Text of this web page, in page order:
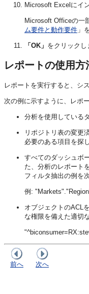
Microsoft Excelにイ
Microsoft Officeの一
ム要件と動作要件 」
「OK」 をクリックし
レポートの使用方
レポートを実行すると、シ
次の例に示すように、レポ
分析を使用している
リポジトリ表の変更
必要のある項目を探
すべてのダッシュボ
た、分析のレポート
フィルタ抽出の例を
例:
オブジェクトのACL
な権限を備えた適切
前へ 次へ